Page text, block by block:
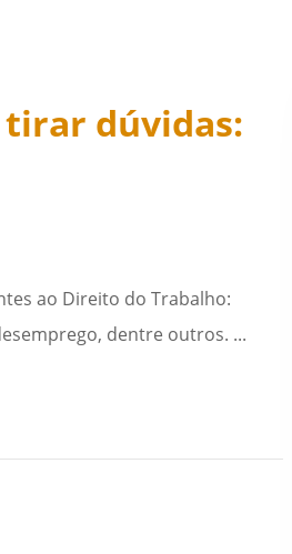
dúvidas:
ao Direito do Trabalho:
dentre outros. ...